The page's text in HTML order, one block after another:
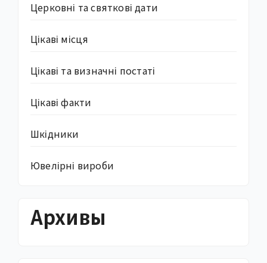
Церковні та святкові дати
Цікаві місця
Цікаві та визначні постаті
Цікаві факти
Шкідники
Ювелірні вироби
Архивы